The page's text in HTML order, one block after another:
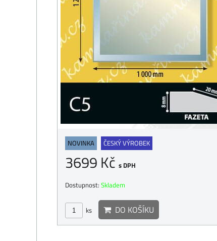
NOVINKA ČESKÝ VÝROBEK
3699 Kč s DPH
Dostupnost: Skladem
ks DO KOŠÍKU